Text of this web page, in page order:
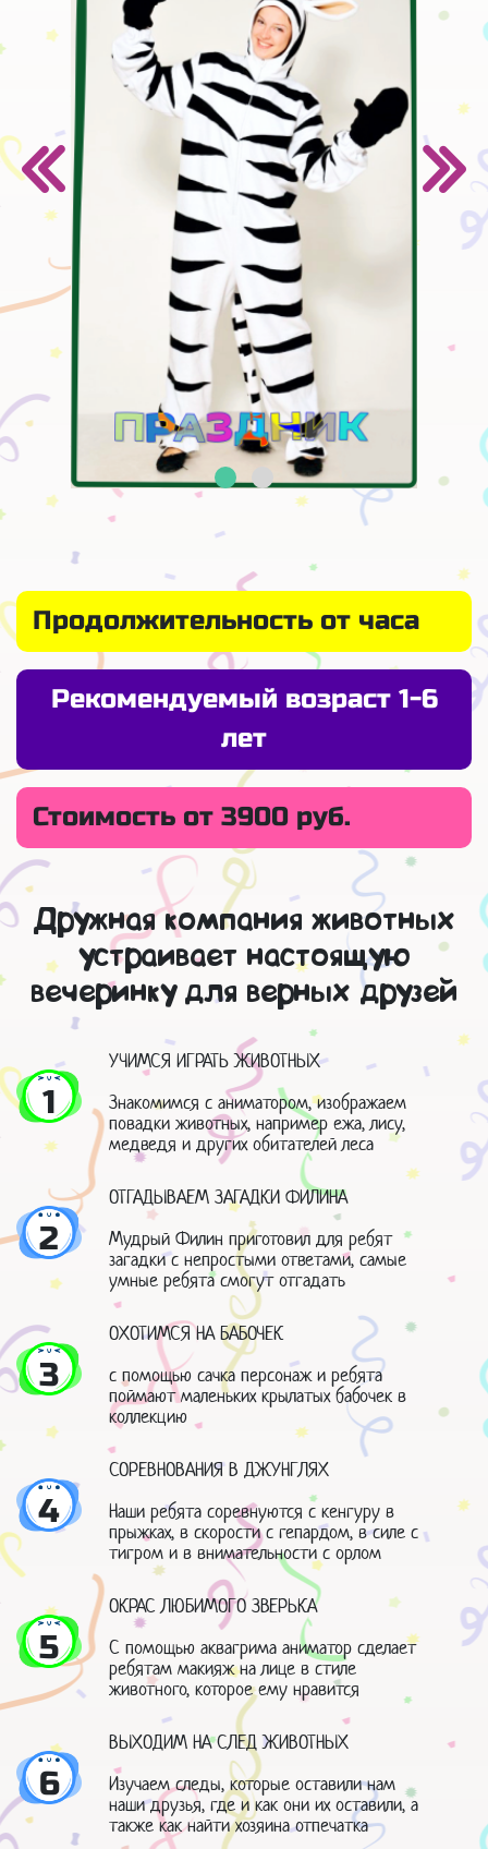
Продолжительность от часа
Рекомендуемый возраст 1-6
лет
Стоимость от 3900 руб.
Дружная компания животных
устраивает настоящую
вечеринку для верных друзей
1
УЧИМСЯ ИГРАТЬ ЖИВОТНЫХ
Знакомимся с аниматором, изображаем
повадки животных, например ежа, лису,
медведя и других обитателей леса
2
ОТГАДЫВАЕМ ЗАГАДКИ ФИЛИНА
Мудрый Филин приготовил для ребят
загадки с непростыми ответами, самые
умные ребята смогут отгадать
3
ОХОТИМСЯ НА БАБОЧЕК
с помощью сачка персонаж и ребята
поймают маленьких крылатых бабочек в
коллекцию
4
СОРЕВНОВАНИЯ В ДЖУНГЛЯХ
Наши ребята соревнуются с кенгуру в
прыжках, в скорости с гепардом, в силе с
тигром и в внимательности с орлом
5
ОКРАС ЛЮБИМОГО ЗВЕРЬКА
С помощью аквагрима аниматор сделает
ребятам макияж на лице в стиле
животного, которое ему нравится
6
ВЫХОДИМ НА СЛЕД ЖИВОТНЫХ
Изучаем следы, которые оставили нам
наши друзья, где и как они их оставили, а
также как найти хозяина отпечатка